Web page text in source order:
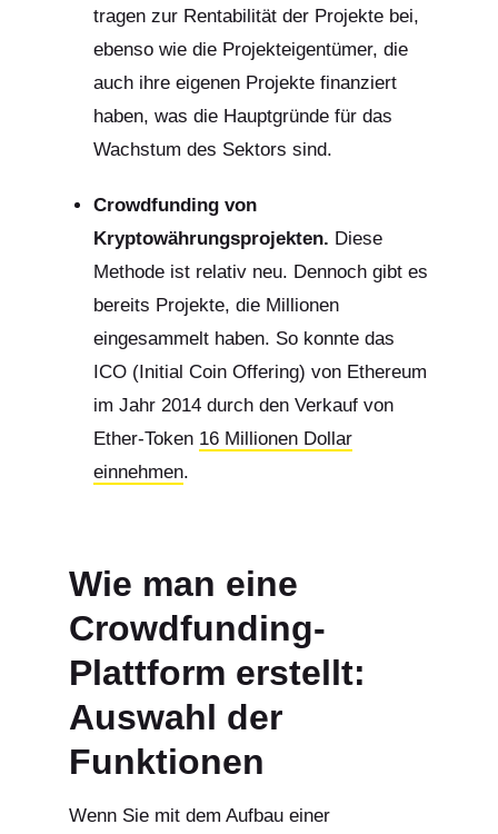
tragen zur Rentabilität der Projekte bei,
ebenso wie die Projekteigentümer, die
auch ihre eigenen Projekte finanziert
haben, was die Hauptgründe für das
Wachstum des Sektors sind.
Crowdfunding von
Kryptowährungsprojekten. Diese
Methode ist relativ neu. Dennoch gibt es
bereits Projekte, die Millionen
eingesammelt haben. So konnte das
ICO (Initial Coin Offering) von Ethereum
im Jahr 2014 durch den Verkauf von
Ether-Token 16 Millionen Dollar
einnehmen.
Wie man eine
Crowdfunding-
Plattform erstellt:
Auswahl der
Funktionen
Wenn Sie mit dem Aufbau einer